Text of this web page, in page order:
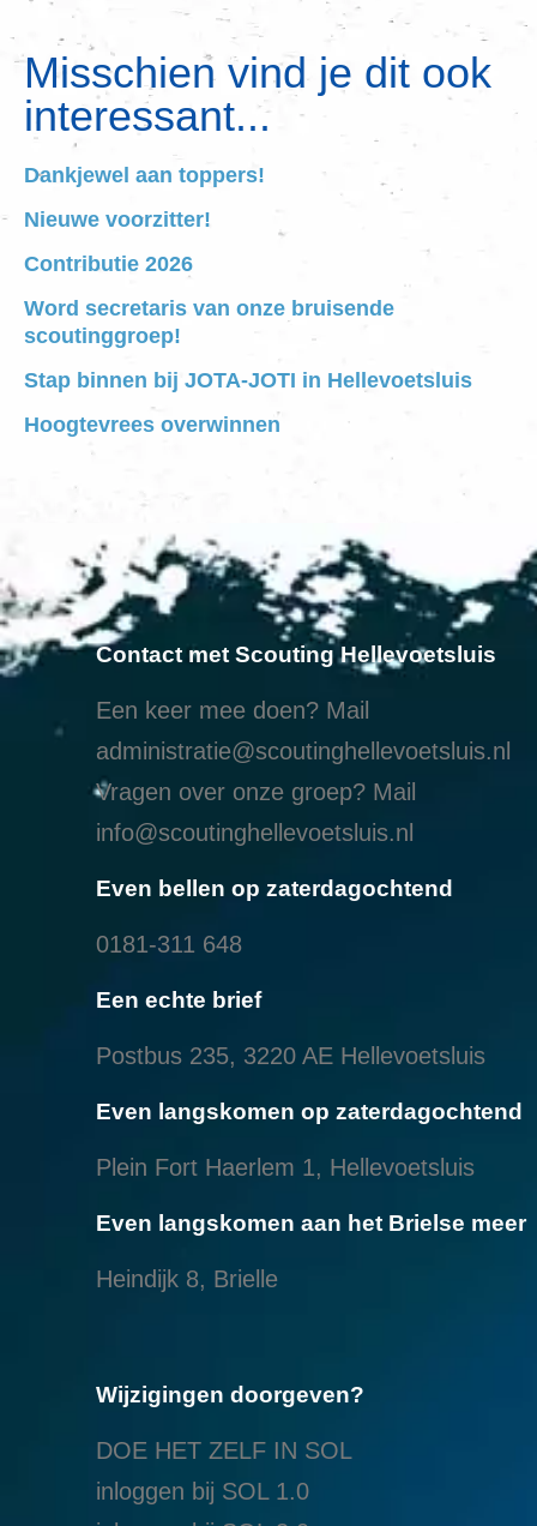
Misschien vind je dit ook
interessant...
Dankjewel aan toppers!
Nieuwe voorzitter!
Contributie 2026
Word secretaris van onze bruisende
scoutinggroep!
Stap binnen bij JOTA-JOTI in Hellevoetsluis
Hoogtevrees overwinnen
Contact met Scouting Hellevoetsluis
Een keer mee doen? Mail
administratie@scoutinghellevoetsluis.nl
Vragen over onze groep? Mail
info@scoutinghellevoetsluis.nl
Even bellen op zaterdagochtend
0181-311 648
Een echte brief
Postbus 235, 3220 AE Hellevoetsluis
Even langskomen op zaterdagochtend
Plein Fort Haerlem 1, Hellevoetsluis
Even langskomen aan het Brielse meer
Heindijk 8, Brielle
Wijzigingen doorgeven?
DOE HET ZELF IN SOL
inloggen bij SOL 1.0